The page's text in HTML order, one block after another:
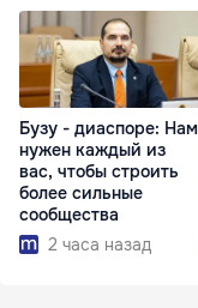
Бузу - диаспоре: Нам
нужен каждый из
вас, чтобы строить
более сильные
сообщества
2 часа назад